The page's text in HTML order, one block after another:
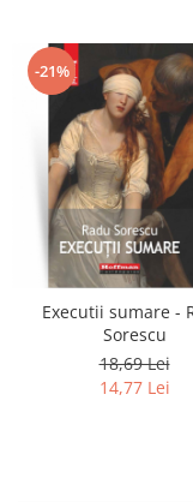
-21%
Executii sumare -
Sorescu
18,69 Lei
14,77 Lei